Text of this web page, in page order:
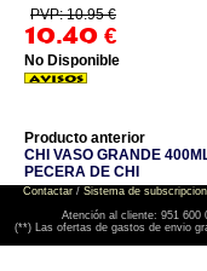
PVP: 10.95 €
10.40 €
No Disponible
Producto anterior
CHI VASO GRANDE
PECERA DE CHI
Contactar/ Sistema de
Atención al cliente: 951 600
(**) Las ofertas de gastos de envio